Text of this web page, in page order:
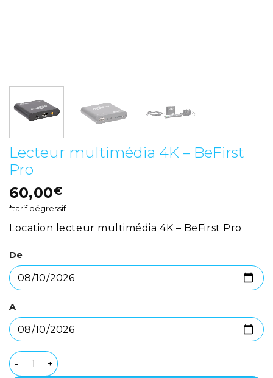
Lecteur multimédia 4K – BeFirst
Pro
60,00€
*tarif dégressif
Location lecteur multimédia 4K – BeFirst Pro
De
A
quantité de Lecteur multimédia 4K - BeFirst Pro